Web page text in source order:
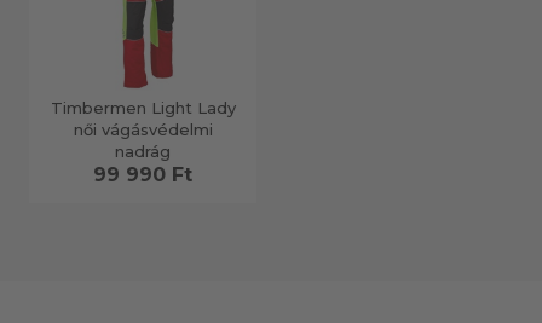
Timbermen Light Lady
női vágásvédelmi
nadrág
99 990 Ft